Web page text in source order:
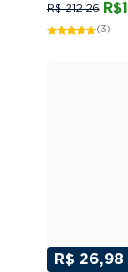
R$ 212,26
(3)
R$ 26,98